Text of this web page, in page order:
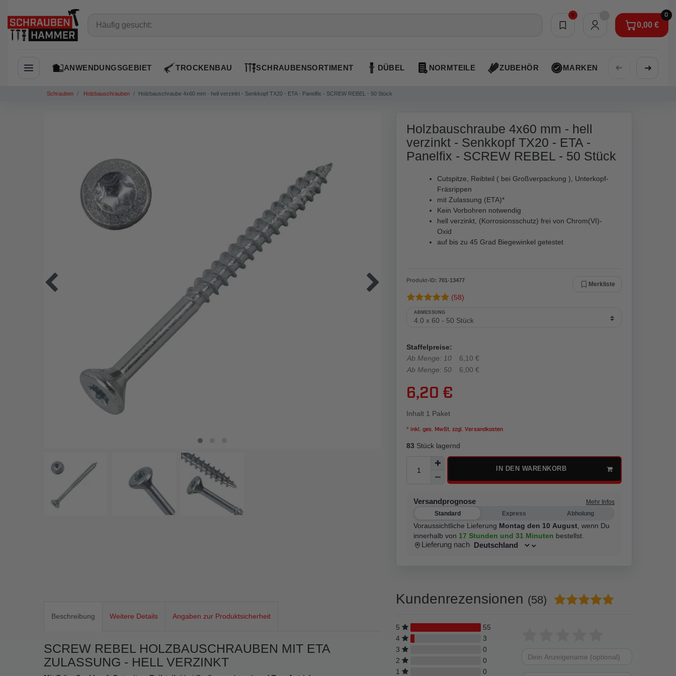
0
Merkliste
0
0,00 €
0,00 €
Navigation öffnen
ANWENDUNGSGEBIET TROCKENBAU SCHRAUBENSORTIMENT DÜBEL NORMTEILE ZUBEHÖR MARKEN AKTIONEN
➜ ➜
Schrauben Holzbauschrauben Holzbauschraube 4x60 mm - hell verzinkt - Senkkopf TX20 - ETA - Panelfix - SCREW REBEL - 50 Stück
Holzbauschraube 4x60 mm - hell
verzinkt - Senkkopf TX20 - ETA -
Panelfix - SCREW REBEL - 50 Stück
Cutspitze, Reibteil ( bei Großverpackung ), Unterkopf-
Fräsrippen
mit Zulassung (ETA)*
Kein Vorbohren notwendig
hell verzinkt, (Korrosionsschutz) frei von Chrom(VI)-
Oxid
auf bis zu 45 Grad Biegewinkel getestet
Produkt-ID: 701-13477
Merkliste
(58)
ABMESSUNG
Staffelpreise:
Ab Menge: 10
6,10 €
Ab Menge: 50
6,00 €
6,20 €
Inhalt 1 Paket
* inkl. ges. MwSt. zzgl. Versandkosten
83 Stück lagernd
IN DEN WARENKORB
Versandprognose
Mehr Infos
Standard
Express Abholung
Voraussichtliche Lieferung Montag den 10 August wenn Du
innerhalb von 17 Stunden und 31 Minuten bestellst.
Lieferung nach
Beschreibung Weitere Details Angaben zur Produktsicherheit
SCREW REBEL HOLZBAUSCHRAUBEN MIT ETA
ZULASSUNG - HELL VERZINKT
Kundenrezensionen (58)
5
55
4
3
3
0
2
0
1
0
von
von
von
von
von